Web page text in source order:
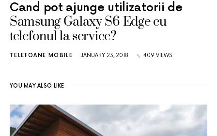
Cand pot ajunge utilizatorii de
Samsung Galaxy S6 Edge cu
telefonul la service?
TELEFOANE MOBILE JANUARY 23, 2018 409 VIEWS
YOU MAY ALSO LIKE